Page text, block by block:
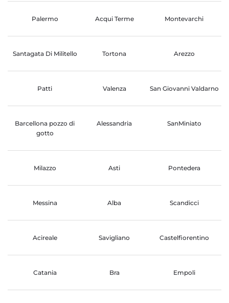
Palermo Acqui Terme Montevarchi
Santagata Di Militello Tortona Arezzo
Patti Valenza San Giovanni Valdarno
Barcellona pozzo di
gotto
Alessandria SanMiniato
Milazzo Asti Pontedera
Messina Alba Scandicci
Acireale Savigliano Castelfiorentino
Catania Bra Empoli